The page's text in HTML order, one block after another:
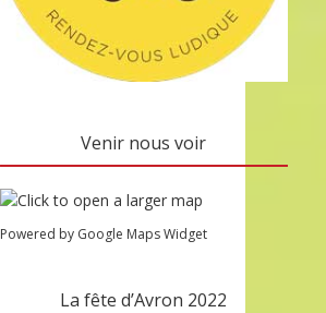
Venir nous voir
Powered by Google Maps Widget
La fête d’Avron 2022